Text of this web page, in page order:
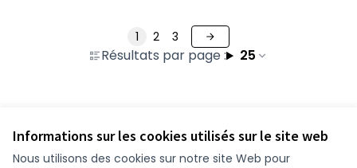
Informations sur les cookies utilisés sur le site web
Nous utilisons des cookies sur notre site Web pour
Résultats par page : 25
1 2 3